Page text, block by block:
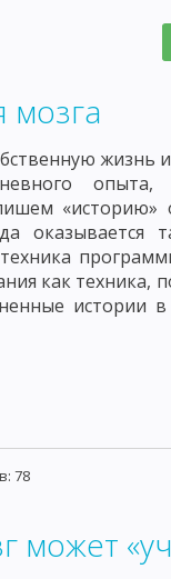
НОРМАЛЬНАЯ
И АКТИНОМИЦЕТОВ
СВОЙСТВА
БАКТЕРИОФАГА
мозга
жизнь
как техника,
истории
78
может